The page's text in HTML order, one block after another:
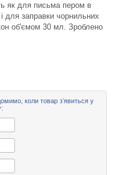
як для письма пером в
для заправки чорнильних
об'ємом 30 мл. Зроблено
коли товар зʼявиться у